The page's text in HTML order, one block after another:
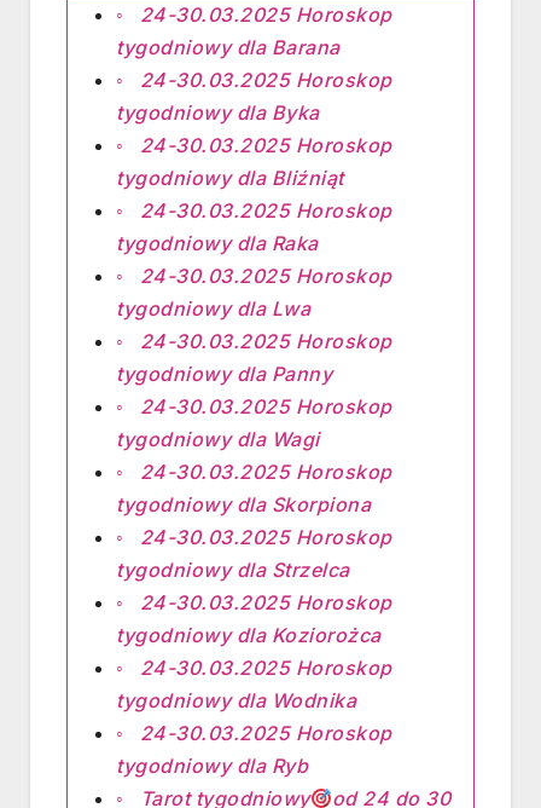
24-30.03.2025 Horoskop
tygodniowy dla Barana
24-30.03.2025 Horoskop
tygodniowy dla Byka
24-30.03.2025 Horoskop
tygodniowy dla Bliźniąt
24-30.03.2025 Horoskop
tygodniowy dla Raka
24-30.03.2025 Horoskop
tygodniowy dla Lwa
24-30.03.2025 Horoskop
tygodniowy dla Panny
24-30.03.2025 Horoskop
tygodniowy dla Wagi
24-30.03.2025 Horoskop
tygodniowy dla Skorpiona
24-30.03.2025 Horoskop
tygodniowy dla Strzelca
24-30.03.2025 Horoskop
tygodniowy dla Koziorożca
24-30.03.2025 Horoskop
tygodniowy dla Wodnika
24-30.03.2025 Horoskop
tygodniowy dla Ryb
Tarot tygodniowy
od 24 do 30